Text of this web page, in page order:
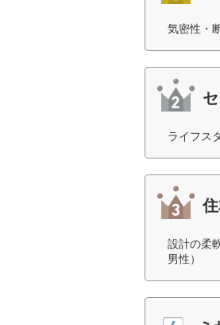
気密性・
ライフス
設計の柔
男性）